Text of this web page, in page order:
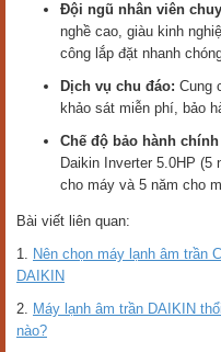
Đội ngũ nhân viên
nghề cao, giàu kinh
công lắp đặt nhanh
Dịch vụ chu đáo: Cung
khảo sát miễn phí, bảo
Chế độ bảo hành
Daikin Inverter 5.0HP
cho máy và 5 năm cho
Bài viết liên quan:
1. Nên chọn máy lạnh âm trần
DAIKIN
2. Máy lạnh âm trần DAIKIN
nào?